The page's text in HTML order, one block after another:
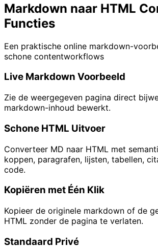
Markdown naar HTML
Functies
Een praktische online markdown-
schone contentworkflows
Live Markdown Voorbeeld
Zie de weergegeven pagina direct
markdown-inhoud bewerkt.
Schone HTML Uitvoer
Converteer MD naar HTML met
koppen, paragrafen, lijsten, tabellen,
code.
Kopiëren met Één Klik
Kopieer de originele markdown of de
HTML zonder de pagina te verlaten.
Standaard Privé